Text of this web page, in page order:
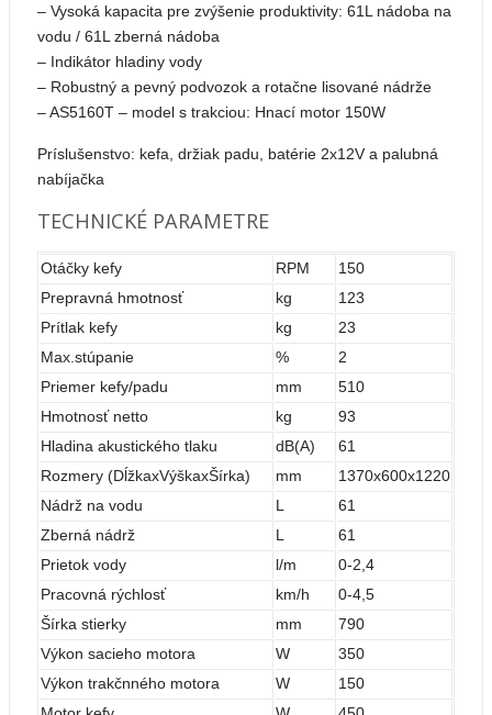
– Vysoká kapacita pre zvýšenie produktivity: 61L nádoba na
vodu / 61L zberná nádoba
– Indikátor hladiny vody
– Robustný a pevný podvozok a rotačne lisované nádrže
– AS5160T – model s trakciou: Hnací motor 150W
Príslušenstvo: kefa, držiak padu, batérie 2x12V a palubná
nabíjačka
TECHNICKÉ PARAMETRE
Otáčky kefy RPM
150
Prepravná hmotnosť
kg
123
Prítlak kefy
kg
23
Max.stúpanie
%
2
Priemer kefy/padu
mm
510
Hmotnosť netto
kg
93
Hladina akustického tlaku
dB(A)
61
Rozmery (DĺžkaxVýškaxŠírka)
mm
1370x600x1220
Nádrž na vodu
L
61
Zberná nádrž
L
61
Prietok vody
l/m
0-2,4
Pracovná rýchlosť
km/h
0-4,5
Šírka stierky
mm
790
Výkon sacieho motora
W
350
Výkon trakčnného motora
W
150